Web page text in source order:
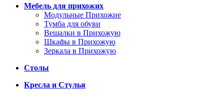
Мебель для прихожих
Модульные Прихожие
Тумба для обуви
Вешалки в Прихожую
Шкафы в Прихожую
Зеркала в Прихожую
Столы
Кресла и Стулья